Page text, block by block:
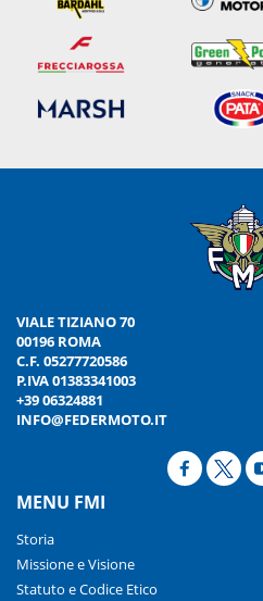
VIALE TIZIANO 70
00196 ROMA
C.F. 05277720586
P.IVA 01383341003
+39 06324881
INFO@FEDERMOTO.IT
MENU FMI
Storia
Missione e Visione
Statuto e Codice Etico